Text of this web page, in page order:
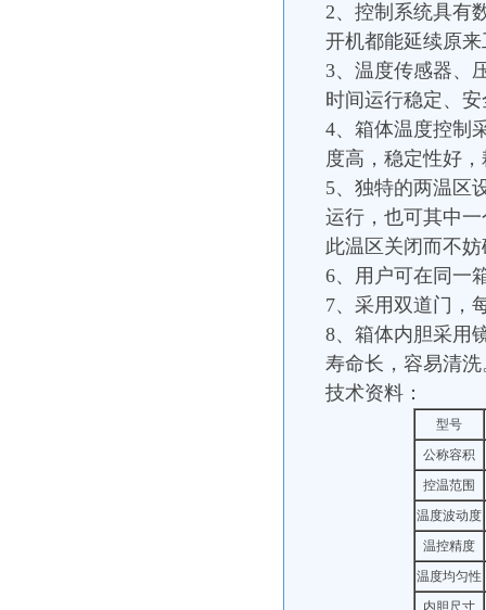
2、控制系统具有
开机都能延续原
3、温度传感器、
时间运行稳定、
4、箱体温度控制
度高，稳定性好
5、独特的两温区
运行，也可其中
此温区关闭而不
6、用户可在同一
7、采用双道门，
8、箱体内胆采用
寿命长，容易清洗
技术资料：
型号
公称容积
控温范围
温度波动度
温控精度
温度均匀性
内胆尺寸